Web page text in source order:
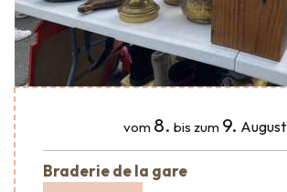
vom 8. bis zum 9. August
Braderie de la gare